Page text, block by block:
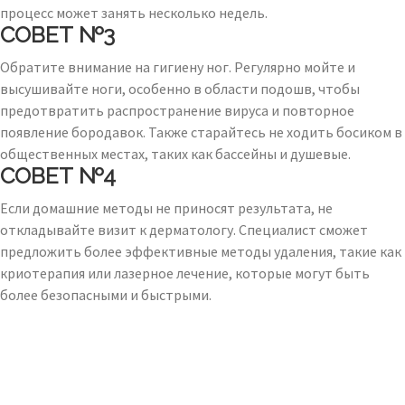
процесс может занять несколько недель.
СОВЕТ №3
Обратите внимание на гигиену ног. Регулярно мойте и
высушивайте ноги, особенно в области подошв, чтобы
предотвратить распространение вируса и повторное
появление бородавок. Также старайтесь не ходить босиком в
общественных местах, таких как бассейны и душевые.
СОВЕТ №4
Если домашние методы не приносят результата, не
откладывайте визит к дерматологу. Специалист сможет
предложить более эффективные методы удаления, такие как
криотерапия или лазерное лечение, которые могут быть
более безопасными и быстрыми.